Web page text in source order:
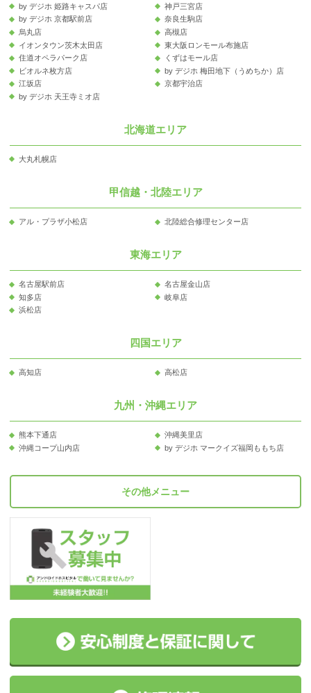
by デジホ 姫路キャスパ店
神戸三宮店
by デジホ 京都駅前店
奈良生駒店
烏丸店
高槻店
イオンタウン茨木太田店
東大阪ロンモール布施店
住道オペラパーク店
くずはモール店
ビオルネ枚方店
by デジホ 梅田地下（うめちか）店
江坂店
京都宇治店
by デジホ 天王寺ミオ店
北海道エリア
大丸札幌店
甲信越・北陸エリア
アル・プラザ小松店 北陸総合修理センター店
東海エリア
名古屋駅前店
名古屋金山店
知多店
岐阜店
浜松店
四国エリア
高知店 高松店
九州・沖縄エリア
熊本下通店
沖縄美里店
沖縄コープ山内店
by デジホ マークイズ福岡ももち店
その他メニュー